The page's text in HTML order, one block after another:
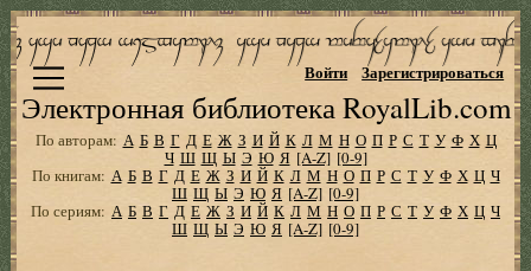
Электронная библиотека RoyalLib.com
Войти Зарегистрироваться
По авторам: А Б В Г Д Е Ж З И Й К Л М Н О П Р С Т У Ф Х Ц
Ч Ш Щ Ы Э Ю Я [A-Z] [0-9]
По книгам: А Б В Г Д Е Ж З И Й К Л М Н О П Р С Т У Ф Х Ц Ч
Ш Щ Ы Э Ю Я [A-Z] [0-9]
По сериям: А Б В Г Д Е Ж З И Й К Л М Н О П Р С Т У Ф Х Ц Ч
Ш Щ Ы Э Ю Я [A-Z] [0-9]